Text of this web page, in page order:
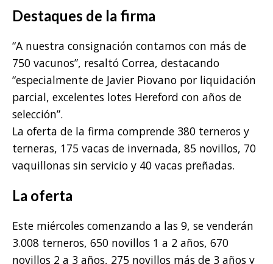
Destaques de la firma
“A nuestra consignación contamos con más de
750 vacunos”, resaltó Correa, destacando
“especialmente de Javier Piovano por liquidación
parcial, excelentes lotes Hereford con años de
selección”.
La oferta de la firma comprende 380 terneros y
terneras, 175 vacas de invernada, 85 novillos, 70
vaquillonas sin servicio y 40 vacas preñadas.
La oferta
Este miércoles comenzando a las 9, se venderán
3.008 terneros, 650 novillos 1 a 2 años, 670
novillos 2 a 3 años, 275 novillos más de 3 años y